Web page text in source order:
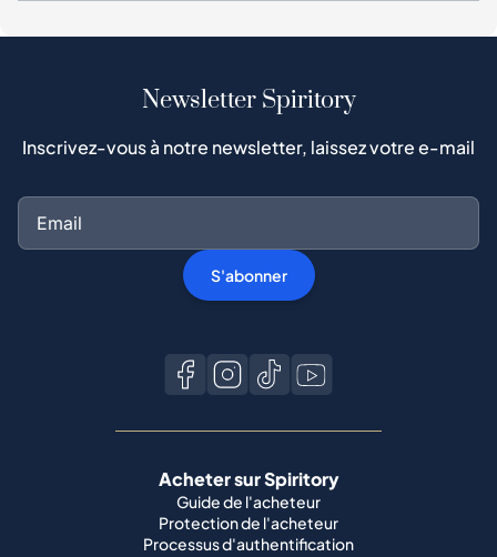
Newsletter Spiritory
Inscrivez-vous à notre newsletter, laissez votre e-mail
S'abonner
Acheter sur Spiritory
Guide de l'acheteur
Protection de l'acheteur
Processus d'authentification